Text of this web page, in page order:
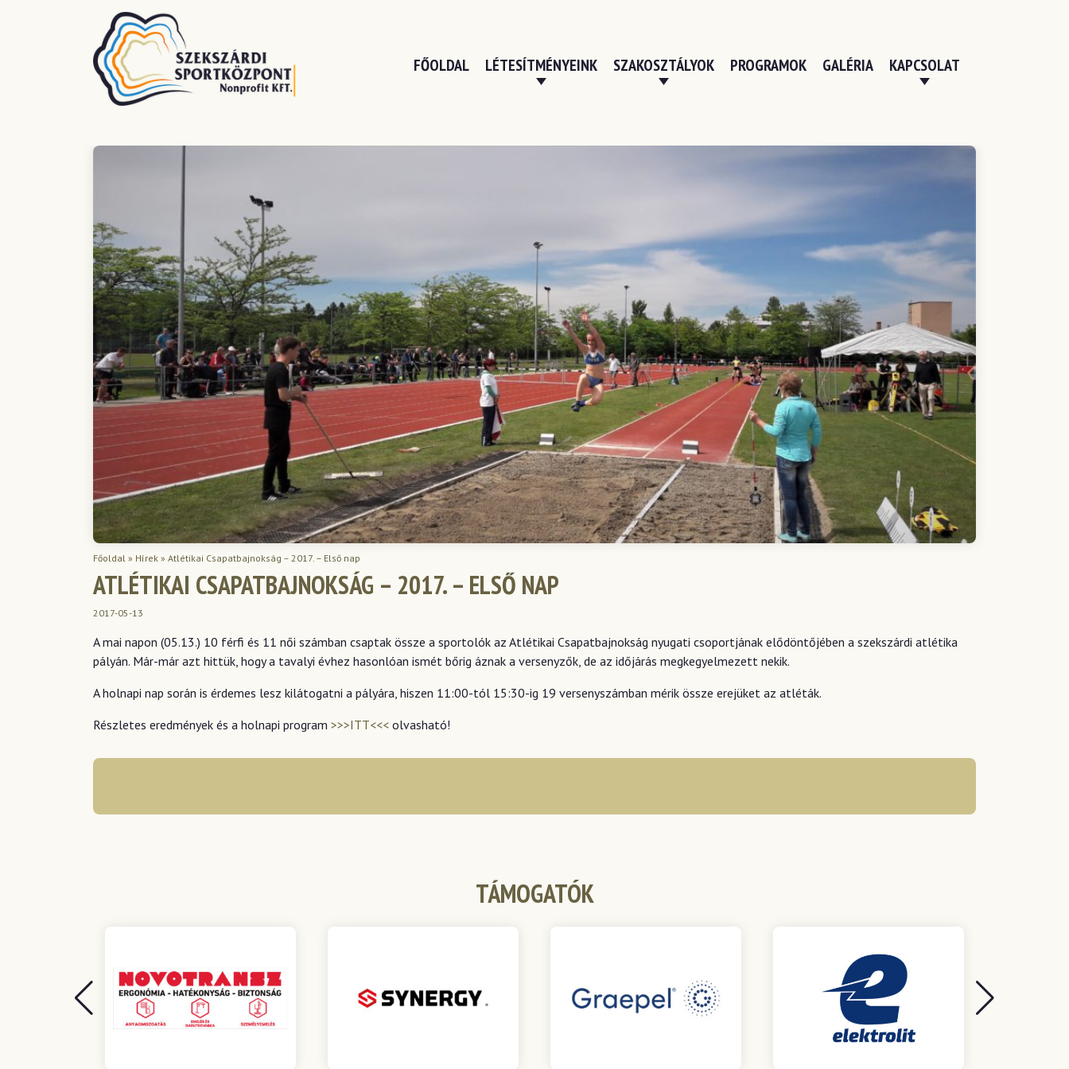
FŐOLDAL LÉTESÍTMÉNYEINK SZAKOSZTÁLYOK PROGRAMOK GALÉRIA KAPCSOLAT
Főoldal » Hírek » Atlétikai Csapatbajnokság – 2017. – Első nap
ATLÉTIKAI CSAPATBAJNOKSÁG – 2017. – ELSŐ NAP
2017-05-13
A mai napon (05.13.) 10 férfi és 11 női számban csaptak össze a sportolók az Atlétikai Csapatbajnokság nyugati csoportjának elődöntőjében a szekszárdi atlétika
pályán. Már-már azt hittük, hogy a tavalyi évhez hasonlóan ismét bőrig áznak a versenyzők, de az időjárás megkegyelmezett nekik.
A holnapi nap során is érdemes lesz kilátogatni a pályára, hiszen 11:00-tól 15:30-ig 19 versenyszámban mérik össze erejüket az atléták.
Részletes eredmények és a holnapi program >>>ITT<<< olvasható!
TÁMOGATÓK